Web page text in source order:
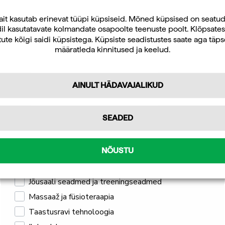
kuumapakk
4.0 kokku 5 tärnist
Enesehooldustooted
Ice Power külmageel 400 ml
30,00€
sis. KM 24%
Ice
10,35
kasutab erinevat tüüpi küpsiseid. Mõned küpsised on
kasutatavate kolmandate osapoolte teenuste poolt.
kõigi saidi küpsistega. Küpsiste seadistustes saate aga
määratleda kinnitused ja keelud.
AINULT HÄDAVAJALIKUD
SEADED
NÕUSTU
Uudiskirja tellijana saate jooksvat teavet ja
pakkumisi teid huvitavate küsimuste kohta
ning 10% allahindlust oma esimeselt veebipoe
tellimuselt.
Tellin
Professionaalseks kasutamiseks
Mulle pakub huvi
Jõusaali seadmed ja treeningseadmed
Massaaž ja füsioteraapia
Taastusravi tehnoloogia